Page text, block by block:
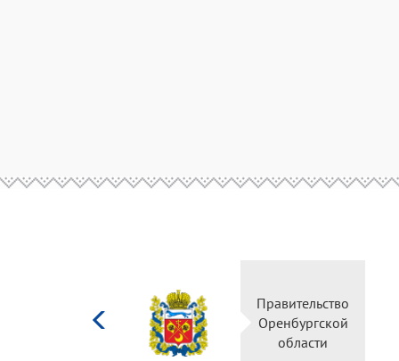
Правительство
Оренбургской
области